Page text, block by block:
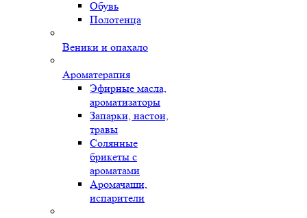
Обувь
Полотенца
Веники и опахало
Ароматерапия
Эфирные масла,
ароматизаторы
Запарки, настои,
травы
Солянные
брикеты с
ароматами
Аромачаши,
испарители